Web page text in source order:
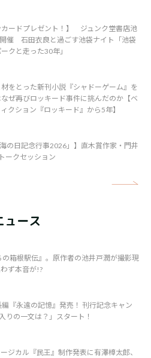
カードプレゼント！】 ジュンク堂書店池
催 石田衣良と過ごす池袋ナイト「池袋
クと走った30年」
をとった新刊小説『シャドーゲーム』を
ぜ再びロッキード事件に挑んだのか【ベ
クション『ロッキード』から5年】
の日記念行事2026」】直木賞作家・門井
ークセッション
ュース
箱根駅伝』。原作者の池井戸潤が撮影現
ず本音が!?
『永遠の記憶』発売！ 刊行記念キャン
りの一文は？」スタート！
ジカル『民王』制作発表に有澤樟太郎、